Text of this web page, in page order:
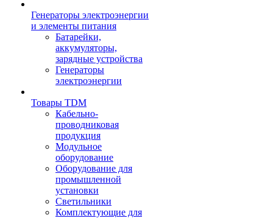
Генераторы электроэнергии
и элементы питания
Батарейки,
аккумуляторы,
зарядные устройства
Генераторы
электроэнергии
Товары TDM
Кабельно-
проводниковая
продукция
Модульное
оборудование
Оборудование для
промышленной
установки
Светильники
Комплектующие для